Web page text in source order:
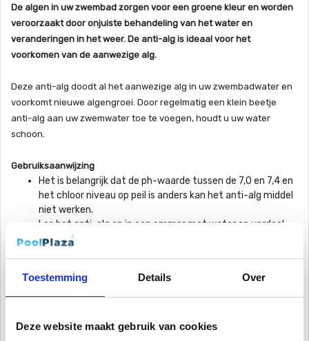
Toestemming Details Over
Deze website maakt gebruik van cookies
De algen in uw zwembad zorgen voor een groene kleur en worden
veroorzaakt door onjuiste behandeling van het water en
veranderingen in het weer. De anti-alg is ideaal voor het
voorkomen van de aanwezige alg.
Deze anti-alg doodt al het aanwezige alg in uw zwembadwater en
voorkomt nieuwe algengroei. Door regelmatig een klein beetje
anti-alg aan uw zwemwater toe te voegen, houdt u uw water
schoon.
Gebruiksaanwijzing
Het is belangrijk dat de ph-waarde tussen de 7,0 en 7,4 en
het chloor niveau op peil is anders kan het anti-alg middel
niet werken.
Los het anti-alg op in een emmer met water en verdeel
het vervolgens gelijkmatig over het wateroppervlakte.
het begin van de behandeling ongeveer 30 ml anti-alg per
1000 liter water toe.
dosering van 8 ml per 1000 liter water toevoegen.